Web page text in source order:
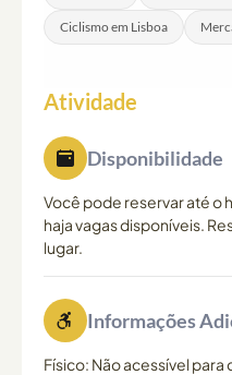
Ciclismo em Lisboa
Atividade
Disponibilidade
Você pode reservar até o
haja vagas disponíveis.
lugar.
Informações
Físico: Não acessível